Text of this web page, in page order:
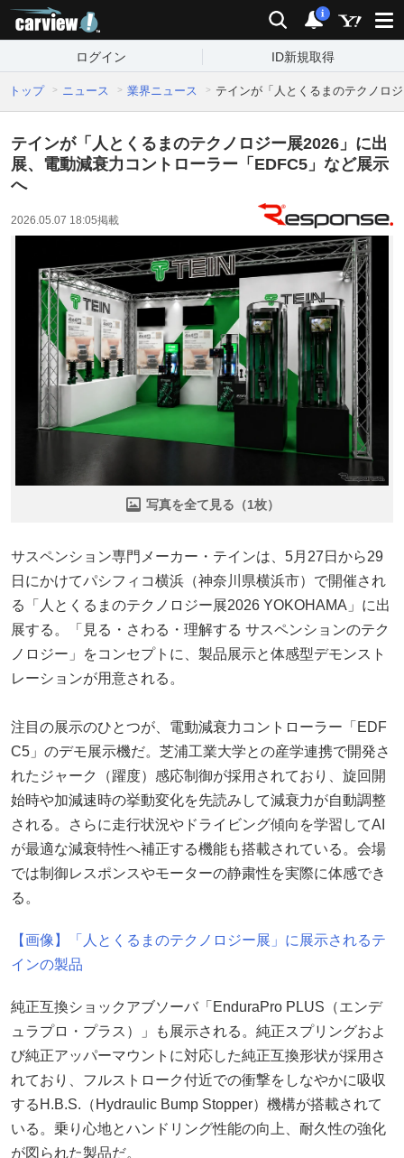
検索 通知
i
ログイン ID新規取得
トップ ニュース 業界ニュース テインが「人とくるまのテクノロ
テインが「人とくるまのテクノロジー展2026」に出
展、電動減衰力コントローラー「EDFC5」など展示
へ
2026.05.07 18:05掲載
写真を全て見る（1枚）
サスペンション専門メーカー・テインは、5月27日から29
日にかけてパシフィコ横浜（神奈川県横浜市）で開催され
る「人とくるまのテクノロジー展2026 YOKOHAMA」に出
展する。「見る・さわる・理解する サスペンションのテク
ノロジー」をコンセプトに、製品展示と体感型デモンスト
レーションが用意される。
注目の展示のひとつが、電動減衰力コントローラー「EDF
C5」のデモ展示機だ。芝浦工業大学との産学連携で開発さ
れたジャーク（躍度）感応制御が採用されており、旋回開
始時や加減速時の挙動変化を先読みして減衰力が自動調整
される。さらに走行状況やドライビング傾向を学習してAI
が最適な減衰特性へ補正する機能も搭載されている。会場
では制御レスポンスやモーターの静粛性を実際に体感でき
る。
【画像】「人とくるまのテクノロジー展」に展示されるテ
インの製品
純正互換ショックアブソーバ「EnduraPro PLUS（エンデ
ュラプロ・プラス）」も展示される。純正スプリングおよ
び純正アッパーマウントに対応した純正互換形状が採用さ
れており、フルストローク付近での衝撃をしなやかに吸収
するH.B.S.（Hydraulic Bump Stopper）機構が搭載されて
いる。乗り心地とハンドリング性能の向上、耐久性の強化
が図られた製品だ。